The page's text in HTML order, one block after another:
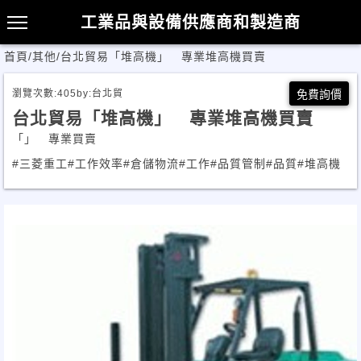
工業品與設備供應商和製造商
首頁/其他/台北貿易「堆高機」 專業堆高機買賣
瀏覽次數:405 by:台北貿 免費詢價
台北貿易「堆高機」 專業堆高機買賣
「」 專業買賣
#三菱重工#工作效率#倉儲物流#工作#品質管制 #品質#堆高機